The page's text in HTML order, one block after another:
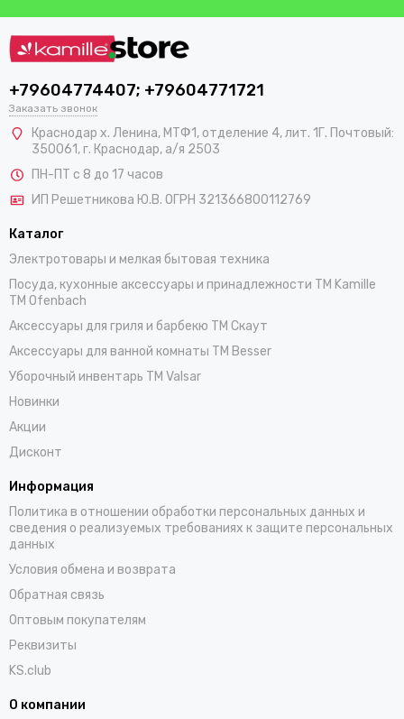
+79604774407; +79604771721
Заказать звонок
Краснодар х. Ленина, МТФ1, отделение 4, лит. 1Г. Почтовый:
350061, г. Краснодар, а/я 2503
ПН-ПТ с 8 до 17 часов
ИП Решетникова Ю.В. ОГРН 321366800112769
Каталог
Электротовары и мелкая бытовая техника
Посуда, кухонные аксессуары и принадлежности TM Kamille
TM Ofenbach
Аксессуары для гриля и барбекю TM Скаут
Аксессуары для ванной комнаты TM Besser
Уборочный инвентарь TM Valsar
Новинки
Акции
Дисконт
Информация
Политика в отношении обработки персональных данных и
сведения о реализуемых требованиях к защите персональных
данных
Условия обмена и возврата
Обратная связь
Оптовым покупателям
Реквизиты
KS.club
О компании